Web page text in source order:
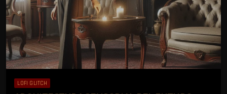
LOFI GLITCH